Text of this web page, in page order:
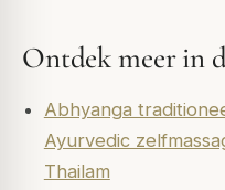
Ontdek meer in
Abhyanga
Ayurvedic
Thailam